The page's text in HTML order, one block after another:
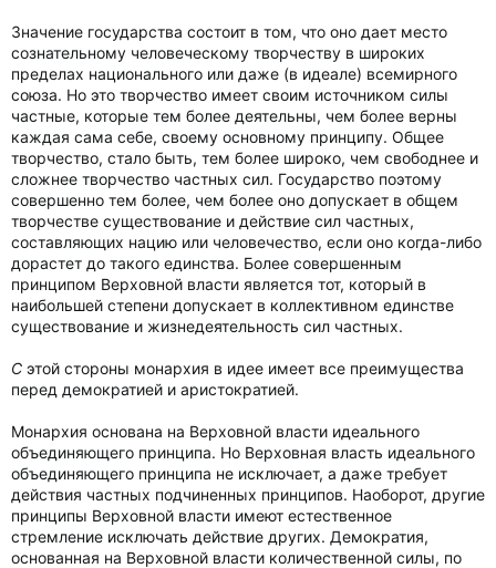
Значение государства состоит в том, что оно дает место
сознательному человеческому творчеству в широких
пределах национального или даже (в идеале) всемирного
союза. Но это творчество имеет своим источником силы
частные, которые тем более деятельны, чем более верны
каждая сама себе, своему основному принципу. Общее
творчество, стало быть, тем более широко, чем свободнее и
сложнее творчество частных сил. Государство поэтому
совершенно тем более, чем более оно допускает в общем
творчестве существование и действие сил частных,
составляющих нацию или человечество, если оно когда-либо
дорастет до такого единства. Более совершенным
принципом Верховной власти является тот, который в
наибольшей степени допускает в коллективном единстве
существование и жизнедеятельность сил частных.
С этой стороны монархия в идее имеет все преимущества
перед демократией и аристократией.
Монархия основана на Верховной власти идеального
объединяющего принципа. Но Верховная власть идеального
объединяющего принципа не исключает, а даже требует
действия частных подчиненных принципов. Наоборот, другие
принципы Верховной власти имеют естественное
стремление исключать действие других. Демократия,
основанная на Верховной власти количественной силы, по